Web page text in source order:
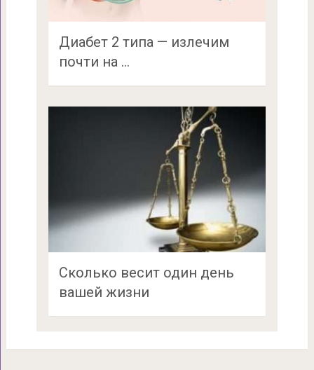
Диабет 2 типа — излечим
почти на …
Сколько весит один день
вашей жизни